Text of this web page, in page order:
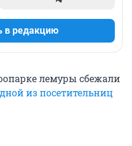
в редакцию
лемуры сбежали
из посетительниц